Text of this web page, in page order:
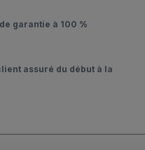
garantie à 100 %
assuré du début à la